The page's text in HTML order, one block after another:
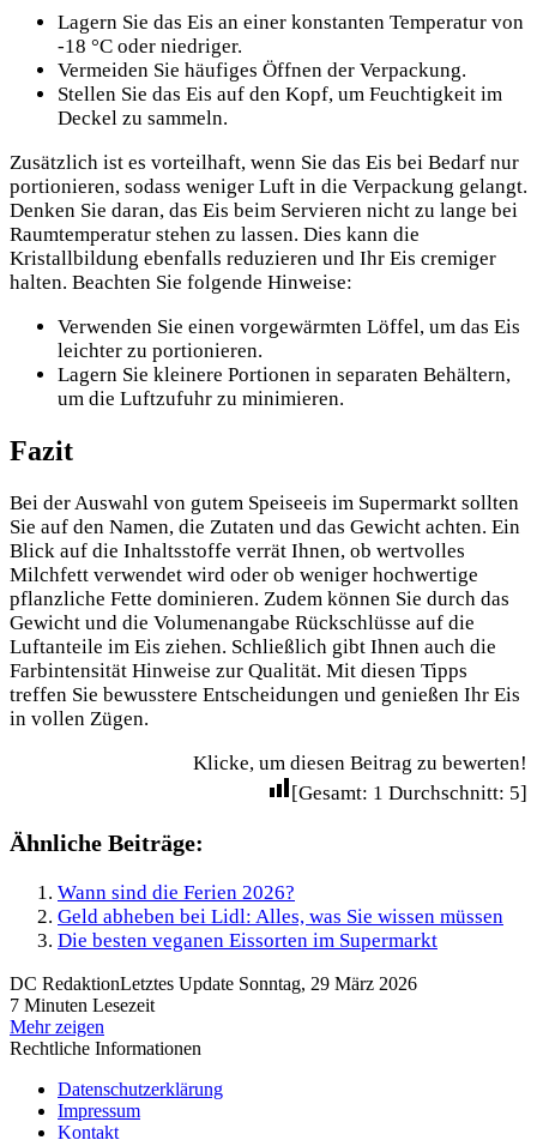
Lagern Sie das Eis an einer konstanten Temperatur von
-18 °C oder niedriger.
Vermeiden Sie häufiges Öffnen der Verpackung.
Stellen Sie das Eis auf den Kopf, um Feuchtigkeit im
Deckel zu sammeln.
Zusätzlich ist es vorteilhaft, wenn Sie das Eis bei Bedarf nur
portionieren, sodass weniger Luft in die Verpackung gelangt.
Denken Sie daran, das Eis beim Servieren nicht zu lange bei
Raumtemperatur stehen zu lassen. Dies kann die
Kristallbildung ebenfalls reduzieren und Ihr Eis cremiger
halten. Beachten Sie folgende Hinweise:
Verwenden Sie einen vorgewärmten Löffel, um das Eis
leichter zu portionieren.
Lagern Sie kleinere Portionen in separaten Behältern,
um die Luftzufuhr zu minimieren.
Fazit
Bei der Auswahl von gutem Speiseeis im Supermarkt sollten
Sie auf den Namen, die Zutaten und das Gewicht achten. Ein
Blick auf die Inhaltsstoffe verrät Ihnen, ob wertvolles
Milchfett verwendet wird oder ob weniger hochwertige
pflanzliche Fette dominieren. Zudem können Sie durch das
Gewicht und die Volumenangabe Rückschlüsse auf die
Luftanteile im Eis ziehen. Schließlich gibt Ihnen auch die
Farbintensität Hinweise zur Qualität. Mit diesen Tipps
treffen Sie bewusstere Entscheidungen und genießen Ihr Eis
in vollen Zügen.
Klicke, um diesen Beitrag zu bewerten!
[Gesamt: 1 Durchschnitt: 5]
Ähnliche Beiträge:
Wann sind die Ferien 2026?
Geld abheben bei Lidl: Alles, was Sie wissen müssen
Die besten veganen Eissorten im Supermarkt
DC RedaktionLetztes Update Sonntag, 29 März 2026
7 Minuten Lesezeit
Mehr zeigen
Rechtliche Informationen
Datenschutzerklärung
Impressum
Kontakt